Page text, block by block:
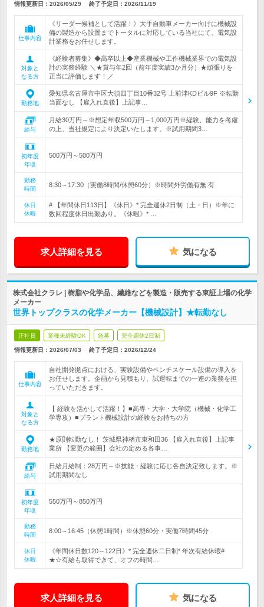
情報更新日：2026/05/29 終了予定日： 2026/11/19
仕事内容
《リーダー候補として活躍！》大手自動車メーカー向けに機械設
備の製造から設置までトータルに対応している当社にて、電気設
計業務をお任せします。
対象と
なる方
《経験者募集》◆高卒以上◆産業機械や工作機械業界での電気設
計の実務経験 ＼★賞与年2回（前年度実績3か月分）★頑張りを
正当に評価します！／
勤務地
愛知県名古屋市中区大須四丁目10番32号 上前津KDビル9F ※転勤
当面なし 【雇入れ直後】上記事…
給与
月給30万円～※想定年収500万円～1,000万円※経験、能力を考慮
の上、当社規定により決定いたします。※試用期間3…
初年度
年収
500万円～500万円
勤務
時間
8:30～17:30（実働8時間/休憩60分）※時間外労働有無:有
休日
休暇
# 【年間休日113日】《休日》* 完全週休2日制（土・日）※年に
数回程度休日出勤あり。《休暇》* …
求人詳細を見る 気になる
株式会社クラレ | 樹脂や化学品、繊維などを製造・販売する東証上場の化学
メーカー
世界トップクラスの化学メーカー【機械設計】★転勤なし
正社員 業種未経験OK 急募 完全週休2日制
情報更新日：2026/07/03 終了予定日： 2026/12/24
仕事内容
自社開発拠点における、実験設備やベンチスケール設備の導入を
お任せします。企画から見積もり、試運転までの一連の業務を担
っていただきます。
対象と
なる方
【 経験を活かして活躍！】■高専・大学・大学院（機械・化学工
学専攻）■プラント機械設計の経験をお持ちの方
勤務地
★原則転勤なし！ 茨城県神栖市東和田36 【雇入れ直後】上記事
業所 【変更の範囲】会社の定める各事…
給与
日給月給制：28万円～※技能・経験に応じ各自決定致します。※
試用期間なし
初年度
年収
550万円～850万円
勤務
時間
8:00～16:45（休憩1時間）※休憩60分・実働7時間45分
休日
休暇
《年間休日数120～122日》* 完全週休二日制* 年次有給休暇#
★☆有給も取得できて、オフの時間…
求人詳細を見る 気になる